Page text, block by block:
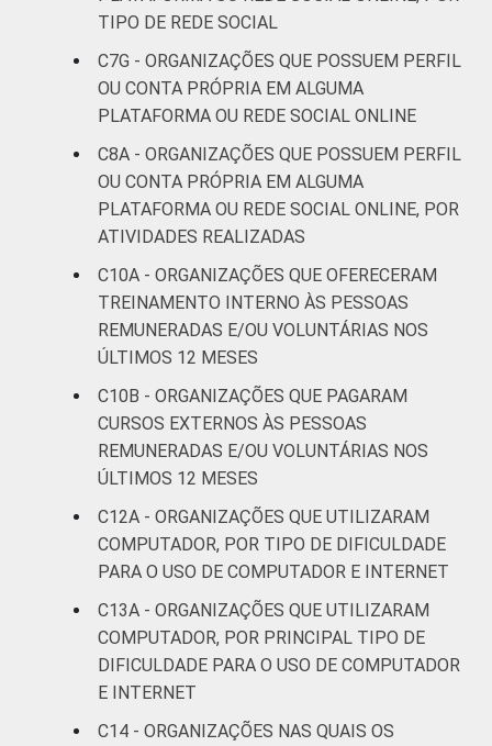
registros específicos
TIPO DE REDE SOCIAL
C7G - ORGANIZAÇÕES QUE POSSUEM PERFIL
OU CONTA PRÓPRIA EM ALGUMA
PLATAFORMA OU REDE SOCIAL ONLINE
C8A - ORGANIZAÇÕES QUE POSSUEM PERFIL
OU CONTA PRÓPRIA EM ALGUMA
PLATAFORMA OU REDE SOCIAL ONLINE, POR
ATIVIDADES REALIZADAS
C10A - ORGANIZAÇÕES QUE OFERECERAM
TREINAMENTO INTERNO ÀS PESSOAS
REMUNERADAS E/OU VOLUNTÁRIAS NOS
ÚLTIMOS 12 MESES
C10B - ORGANIZAÇÕES QUE PAGARAM
CURSOS EXTERNOS ÀS PESSOAS
REMUNERADAS E/OU VOLUNTÁRIAS NOS
ÚLTIMOS 12 MESES
C12A - ORGANIZAÇÕES QUE UTILIZARAM
COMPUTADOR, POR TIPO DE DIFICULDADE
PARA O USO DE COMPUTADOR E INTERNET
C13A - ORGANIZAÇÕES QUE UTILIZARAM
COMPUTADOR, POR PRINCIPAL TIPO DE
DIFICULDADE PARA O USO DE COMPUTADOR
E INTERNET
C14 - ORGANIZAÇÕES NAS QUAIS OS